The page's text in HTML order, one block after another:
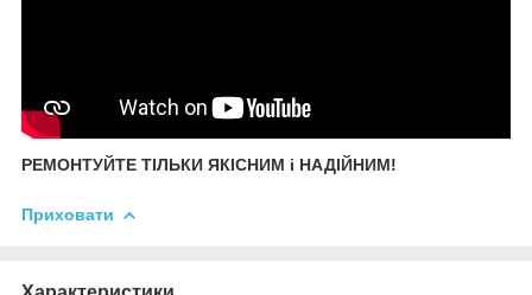
РЕМОНТУЙТЕ ТІЛЬКИ ЯКІСНИМ і НАДІЙНИМ!
Приховати